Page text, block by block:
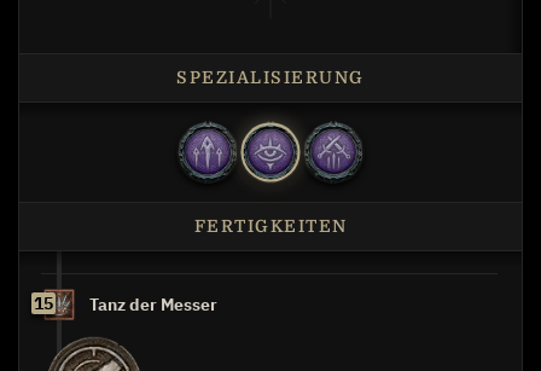
SPEZIALISIERUNG
FERTIGKEITEN
15 Tanz der Messer